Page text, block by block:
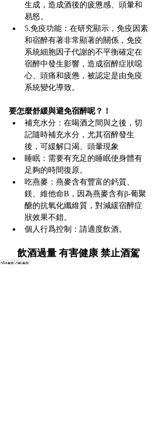
生成，造成酒後的疲憊感、頭暈和
易怒。
5.免疫功能：在研究顯示，免疫因素
和宿醉有著非常顯著的關係，免疫
系統細胞因子代謝的不平衡確定在
宿醉中發生影響，造成宿醉症狀噁
心、頭痛和疲憊，被認定是由免疫
系統變化導致。
要怎麼舒緩與避免宿醉呢？！
補充水分：在喝酒之間與之後，切
記隨時補充水分，尤其宿醉發生
後，可緩解口渴、頭暈現象
睡眠：需要有充足的睡眠使身體有
足夠的時間復原。
吃燕麥：燕麥含有豐富的鈣質、
鎂、維他命B，因為燕麥含有β-葡聚
醣的抗氧化纖維質，對減緩宿醉症
狀效果不錯。
個人行爲控制：請適度飲酒。
飲酒過量 有害健康 禁止酒駕
宿醉酒醉